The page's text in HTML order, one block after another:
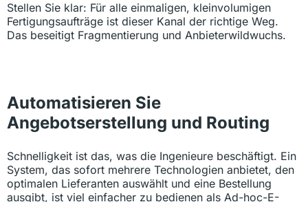
Stellen Sie klar: Für alle einmaligen, kleinvolumigen
Fertigungsaufträge ist dieser Kanal der richtige Weg.
Das beseitigt Fragmentierung und Anbieterwildwuchs.
Automatisieren Sie
Angebotserstellung und Routing
Schnelligkeit ist das, was die Ingenieure beschäftigt. Ein
System, das sofort mehrere Technologien anbietet, den
optimalen Lieferanten auswählt und eine Bestellung
ausgibt, ist viel einfacher zu bedienen als Ad-hoc-E-